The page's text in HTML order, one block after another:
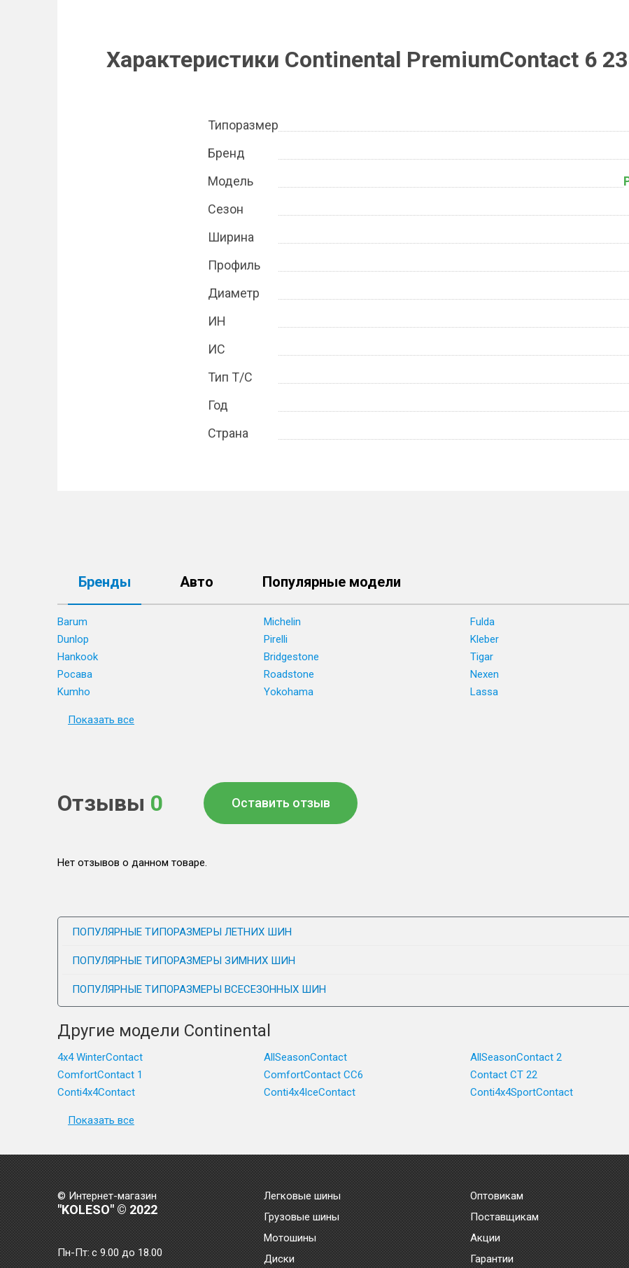
Характеристики Continental PremiumContact 6
Типоразмер
Бренд
Модель
Сезон
Ширина
Профиль
Диаметр
ИН
ИС
Тип Т/С
Год
Страна
Бренды Авто Популярные модели
Barum Michelin Fulda
Dunlop
Pirelli Kleber
Hankook
Bridgestone Tigar
Росава
Roadstone Nexen
Kumho
Yokohama Lassa
Показать все
Отзывы 0 Оставить отзыв
Нет отзывов о данном товаре.
ПОПУЛЯРНЫЕ ТИПОРАЗМЕРЫ ЛЕТНИХ ШИН
ПОПУЛЯРНЫЕ ТИПОРАЗМЕРЫ ЗИМНИХ ШИН
ПОПУЛЯРНЫЕ ТИПОРАЗМЕРЫ ВСЕСЕЗОННЫХ ШИН
Другие модели Continental
4x4 WinterContact AllSeasonContact AllSeasonContact 2
ComfortContact 1
ComfortContact CC6 Contact CT 22
Conti4x4Contact
Conti4x4IceContact Conti4x4SportContact
Показать все
© Интернет-магазин
"KOLESO" © 2022
Пн-Пт:с 9.00 до 18.00
Легковые шины
Грузовые шины
Мотошины
Диски
Оптовикам
Поставщикам
Акции
Гарантии